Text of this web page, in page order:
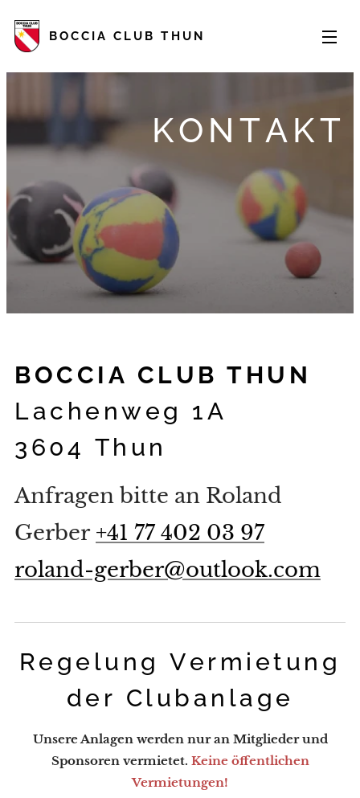
BOCCIA CLUB THUN
KONTAKT
BOCCIA CLUB THUN
Lachenweg 1A
3604 Thun
Anfragen bitte an Roland
Gerber +41 77 402 03 97
roland-gerber@outlook.com
Regelung Vermietung
der Clubanlage
Unsere Anlagen werden nur an Mitglieder und
Sponsoren vermietet. Keine öffentlichen
Vermietungen!